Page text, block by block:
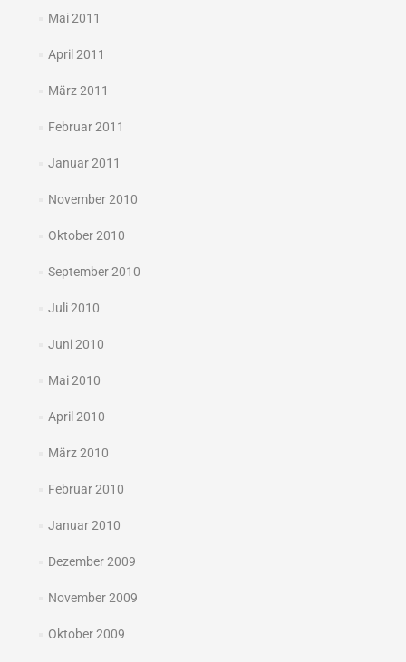
Mai 2011
April 2011
März 2011
Februar 2011
Januar 2011
November 2010
Oktober 2010
September 2010
Juli 2010
Juni 2010
Mai 2010
April 2010
März 2010
Februar 2010
Januar 2010
Dezember 2009
November 2009
Oktober 2009